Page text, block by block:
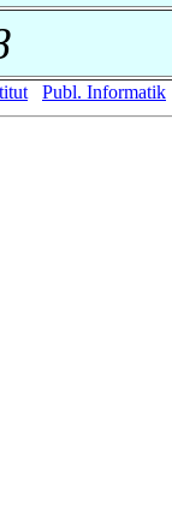
Publ. Informatik